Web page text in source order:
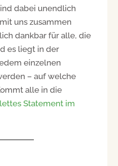
dabei unendlich
uns zusammen
dankbar für alle, die
es liegt in der
einzelnen
– auf welche
alle in die
Statement im